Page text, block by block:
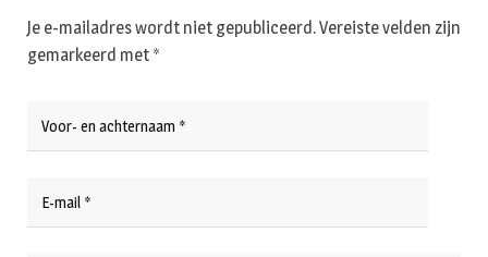
Je e-mailadres wordt niet gepubliceerd.Vereiste velden zijn
gemarkeerd met *